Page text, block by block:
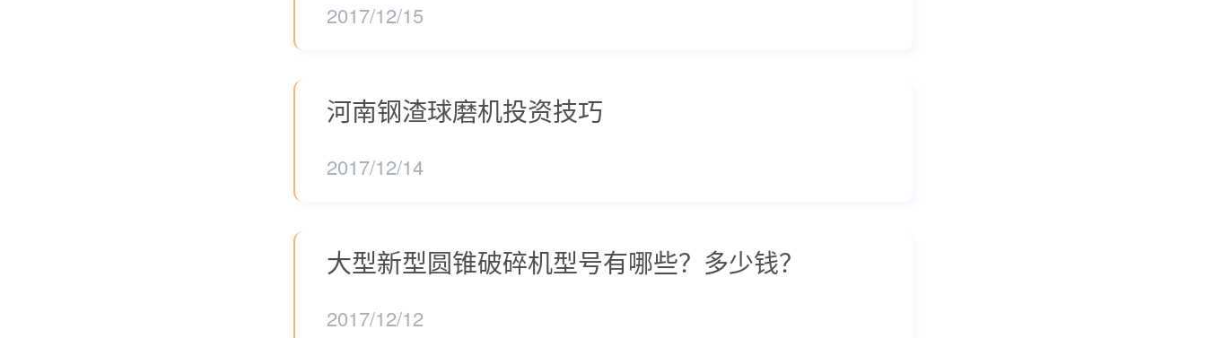
2017/12/15
河南钢渣球磨机投资技巧
2017/12/14
大型新型圆锥破碎机型号有哪些？多少钱？
2017/12/12